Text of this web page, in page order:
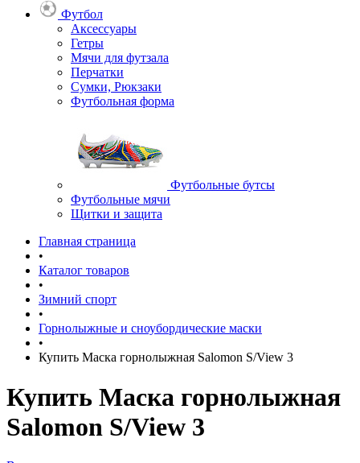
Футбол
Аксессуары
Гетры
Мячи для футзала
Перчатки
Сумки, Рюкзаки
Футбольная форма
Футбольные бутсы
Футбольные мячи
Щитки и защита
Главная страница
•
Каталог товаров
•
Зимний спорт
•
Горнолыжные и сноубордические маски
•
Купить Маска горнолыжная Salomon S/View 3
Купить Маска горнолыжная
Salomon S/View 3